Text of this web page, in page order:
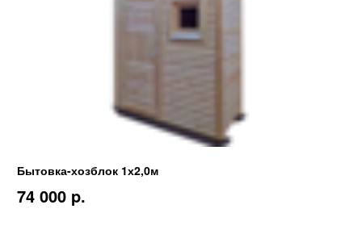
Бытовка-хозблок 1х2,0м
74 000 p.